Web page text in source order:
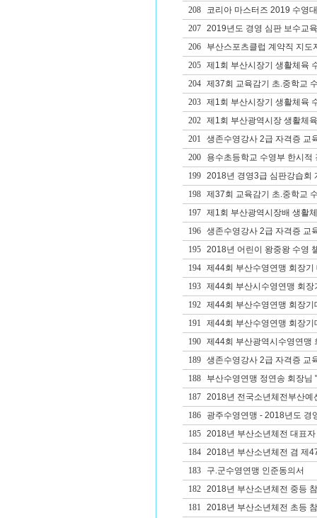
208
코리아 마스터즈 2019 수영
207
2019년도 경영 심판 보수교
206
부산스포츠클럽 계약직 지도
205
제1회 부산시장기 생활체육
204
제37회 교육감기 초.중학교
203
제1회 부산시장기 생활체육
202
제1회 부산광역시장 생활체
201
생존수영강사 2급 자격증 교
200
용수초등학교 수영부 한시적
199
2018년 경영3급 심판강습회
198
제37회 교육감기 초.중학교
197
제1회 부산광역시장배 생활
196
생존수영강사 2급 자격증 교
195
2018년 어린이 왕중왕 수영
194
제44회 부산수영연맹 회장기
193
제44회 부산시수영연맹 회
192
제44회 부산수영연맹 회장기
191
제44회 부산수영연맹 회장
190
제44회 부산광역시수영연맹
189
생존수영강사 2급 자격증 교
188
부산수영연맹 정연송 회장님
187
2018년 전국소년체전부산예
186
광주수영연맹 - 2018년도 경
185
2018년 부산소년체전 대표
184
2018년 부산소년체전 겸 제
183
구.군수영연맹 인준동의서
182
2018년 부산소년체전 중등
181
2018년 부산소년체전 초등